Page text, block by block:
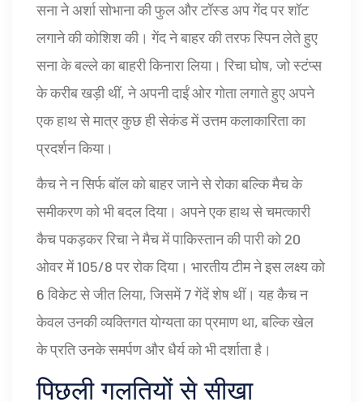
सना ने अर्शा सोभाना की फुल और टॉस्ड अप गेंद पर शॉट
लगाने की कोशिश की। गेंद ने बाहर की तरफ स्पिन लेते हुए
सना के बल्ले का बाहरी किनारा लिया। रिचा घोष, जो स्टंप्स
के करीब खड़ी थीं, ने अपनी दाईं ओर गोता लगाते हुए अपने
एक हाथ से मात्र कुछ ही सेकंड में उत्तम कलाकारिता का
प्रदर्शन किया।
कैच ने न सिर्फ बॉल को बाहर जाने से रोका बल्कि मैच के
समीकरण को भी बदल दिया। अपने एक हाथ से चमत्कारी
कैच पकड़कर रिचा ने मैच में पाकिस्तान की पारी को 20
ओवर में 105/8 पर रोक दिया। भारतीय टीम ने इस लक्ष्य को
6 विकेट से जीत लिया, जिसमें 7 गेंदें शेष थीं। यह कैच न
केवल उनकी व्यक्तिगत योग्यता का प्रमाण था, बल्कि खेल
के प्रति उनके समर्पण और धैर्य को भी दर्शाता है।
पिछली गलतियों से सीखा